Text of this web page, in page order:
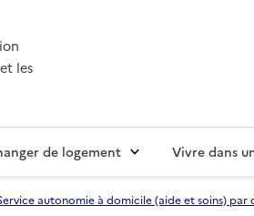
les
de logement Vivre dans
autonomie à domicile (aide et soins)